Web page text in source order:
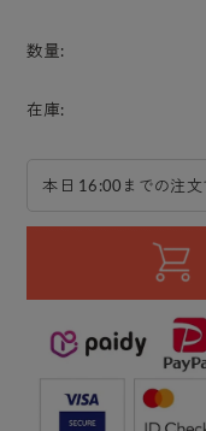
数量:
在庫:
本日 16:00までの注文